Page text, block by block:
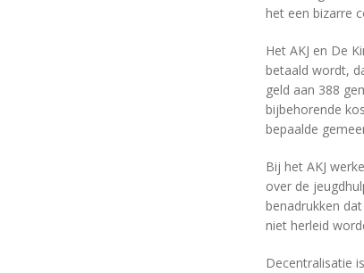
het een bizarre
Het AKJ en De
betaald wordt,
geld aan 388
bijbehorende
bepaalde
Bij het AKJ
over de
benadrukken
niet herleid
Decentralisatie